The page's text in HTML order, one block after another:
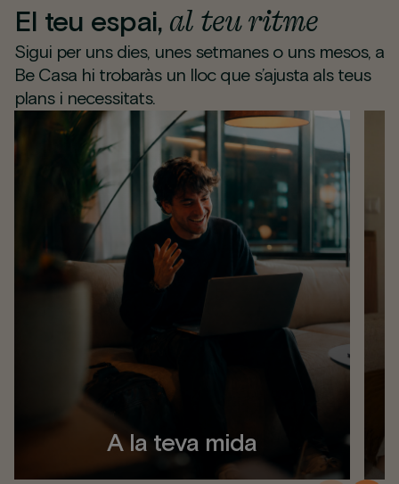
El teu espai, al teu ritme
Sigui per uns dies, unes setmanes o uns mesos, a
Be Casa hi trobaràs un lloc que s’ajusta als teus
plans i necessitats.
A la teva mida